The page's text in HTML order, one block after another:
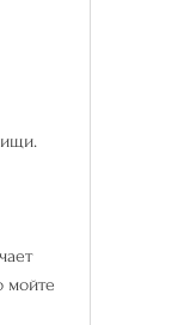
мойте